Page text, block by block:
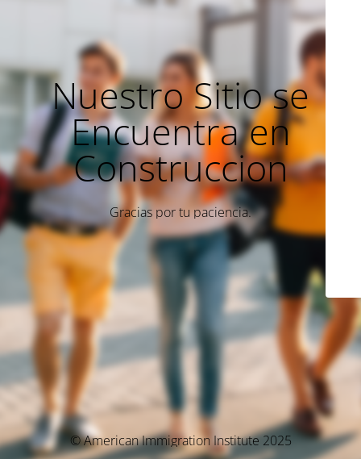
Nuestro Sitio se
Encuentra en
Construccion
Gracias por tu paciencia.
© American Immigration Institute 2025